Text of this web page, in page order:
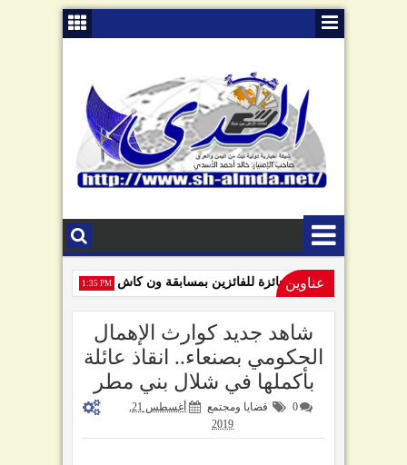
عناوين 1:35 PM ون كاش تسلّم آخر جائزة للفائزين بمسابقة ون كاش
شاهد جديد كوارث الإهمال
الحكومي بصنعاء.. انقاذ عائلة
بأكملها في شلال بني مطر
0 قضايا ومجتمع
أغسطس 21,
2019